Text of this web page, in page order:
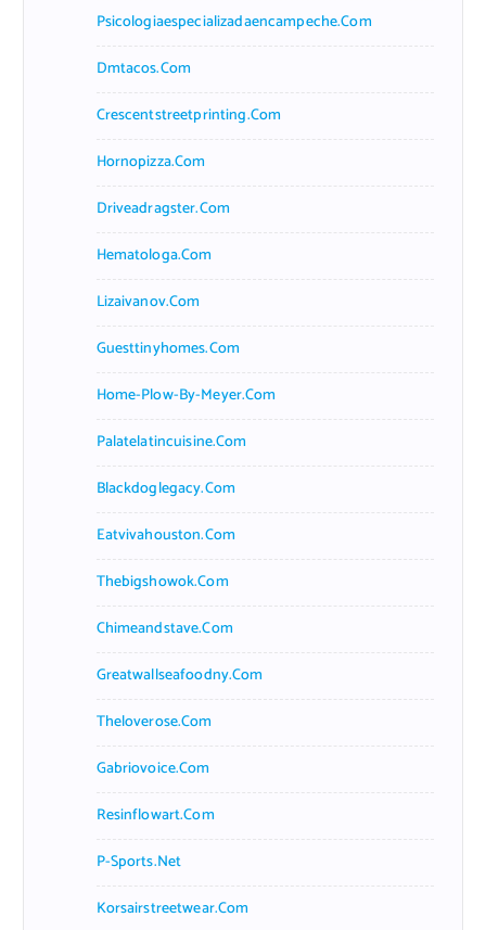
Psicologiaespecializadaencampeche.com
Dmtacos.com
Crescentstreetprinting.com
Hornopizza.com
Driveadragster.com
Hematologa.com
Lizaivanov.com
Guesttinyhomes.com
Home-Plow-By-Meyer.com
Palatelatincuisine.com
Blackdoglegacy.com
Eatvivahouston.com
Thebigshowok.com
Chimeandstave.com
Greatwallseafoodny.com
Theloverose.com
Gabriovoice.com
Resinflowart.com
P-Sports.net
Korsairstreetwear.com